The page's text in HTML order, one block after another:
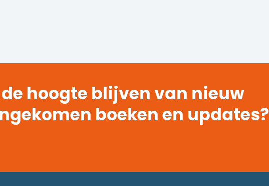
de hoogte blijven van nieuw
boeken en updates?